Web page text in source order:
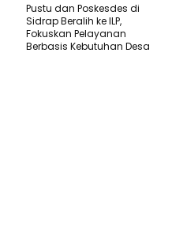
Pustu dan Poskesdes di
Sidrap Beralih ke ILP,
Fokuskan Pelayanan
Berbasis Kebutuhan Desa